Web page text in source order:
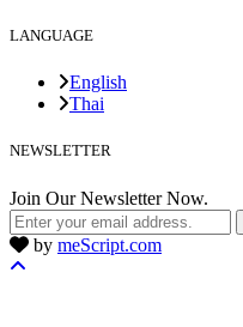
LANGUAGE
English
Thai
NEWSLETTER
Join Our Newsletter Now.
by meScript.com